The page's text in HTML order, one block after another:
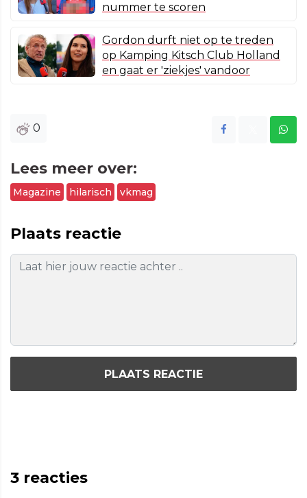
nummer te scoren
Gordon durft niet op te treden
op Kamping Kitsch Club Holland
en gaat er 'ziekjes' vandoor
0
Lees meer over:
Magazine hilarisch vkmag
Plaats reactie
PLAATS REACTIE
3 reacties